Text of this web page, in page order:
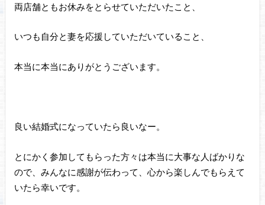
両店舗ともお休みをとらせていただいたこと、
いつも自分と妻を応援していただいていること、
本当に本当にありがとうございます。
良い結婚式になっていたら良いなー。
とにかく参加してもらった方々は本当に大事な人ばかりな
ので、みんなに感謝が伝わって、心から楽しんでもらえて
いたら幸いです。